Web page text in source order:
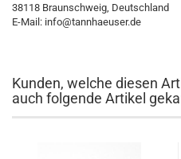
38118 Braunschweig, Deutschland
E-Mail: info@tannhaeuser.de
Kunden, welche diesen
auch folgende Artikel